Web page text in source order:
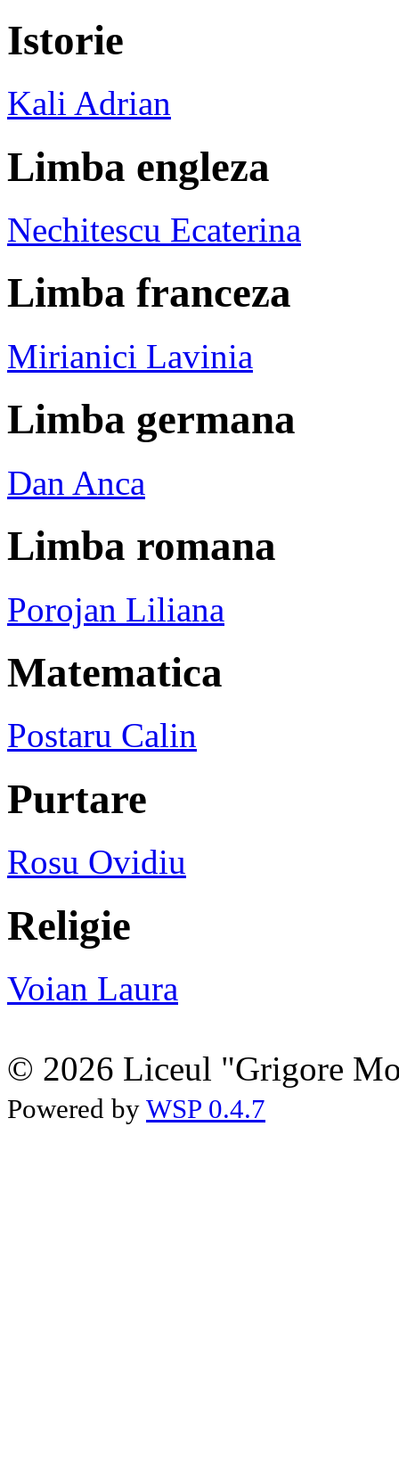
Istorie
Kali Adrian
Limba engleza
Nechitescu Ecaterina
Limba franceza
Mirianici Lavinia
Limba germana
Dan Anca
Limba romana
Porojan Liliana
Matematica
Postaru Calin
Purtare
Rosu Ovidiu
Religie
Voian Laura
© 2026 Liceul "Grigore
Powered by WSP 0.4.7